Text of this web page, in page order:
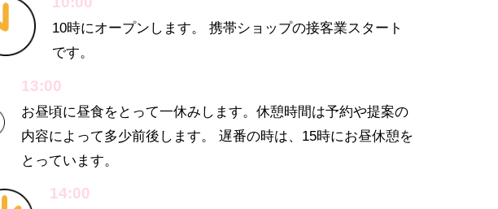
10時にオープンします。 携帯ショップの接客業スタート
です。
13:00
お昼頃に昼食をとって一休みします。休憩時間は予約や提案の
内容によって多少前後します。 遅番の時は、15時にお昼休憩を
とっています。
14:00